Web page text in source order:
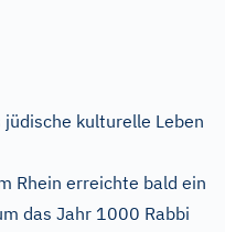
kulturelle Leben
Rhein erreichte bald ein
das Jahr 1000 Rabbi